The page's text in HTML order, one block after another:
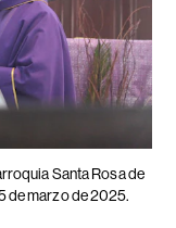
Santa Rosa de
de marzo de 2025.